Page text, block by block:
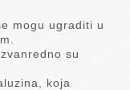
mogu ugraditi u
su
koja